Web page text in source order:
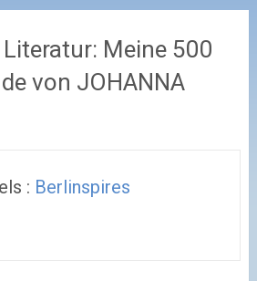
Meine 500
von JOHANNA
: Berlinspires